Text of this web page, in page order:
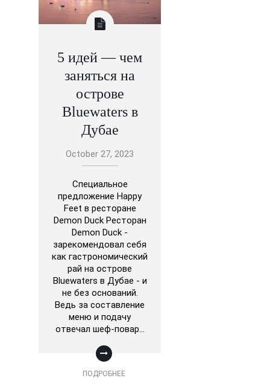
5 идей — чем
заняться на
острове
Bluewaters в
Дубае
October 27, 2023
Специальное
предложение Happy
Feet в ресторане
Demon Duck​​​​​​ Ресторан
Demon Duck -
зарекомендовал себя
как гастрономический
рай на острове
Bluewaters в Дубае - и
не без оснований.
Ведь за составление
меню и подачу
отвечал шеф-повар…
ПОДРОБНЕЕ